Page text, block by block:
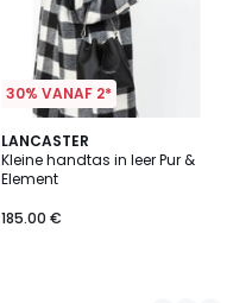
30% VANAF 2*
LANCASTER
Kleine handtas in leer Pur &
Element
185.00 €
2
Kleuren